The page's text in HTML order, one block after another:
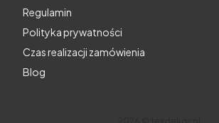
Regulamin
Polityka prywatności
Czas realizacji zamówienia
Blog